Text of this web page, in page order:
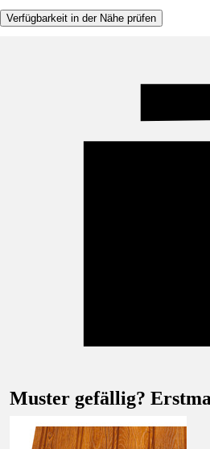
Verfügbarkeit in der Nähe prüfen
Muster gefällig?